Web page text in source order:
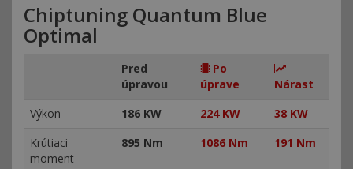
Chiptuning Quantum Blue
Optimal
Pred
úpravou
Po
úprave
Nárast
Výkon
186 KW 224 KW
38 KW
Krútiaci
moment
895 Nm 1086 Nm 191 Nm